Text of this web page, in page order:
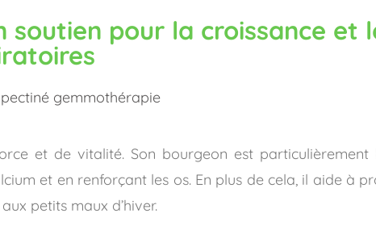
soutien pour la croissance et
et de vitalité. Son bourgeon est particulièrement
et en renforçant les os. En plus de cela, il aide à
petits maux d’hiver.